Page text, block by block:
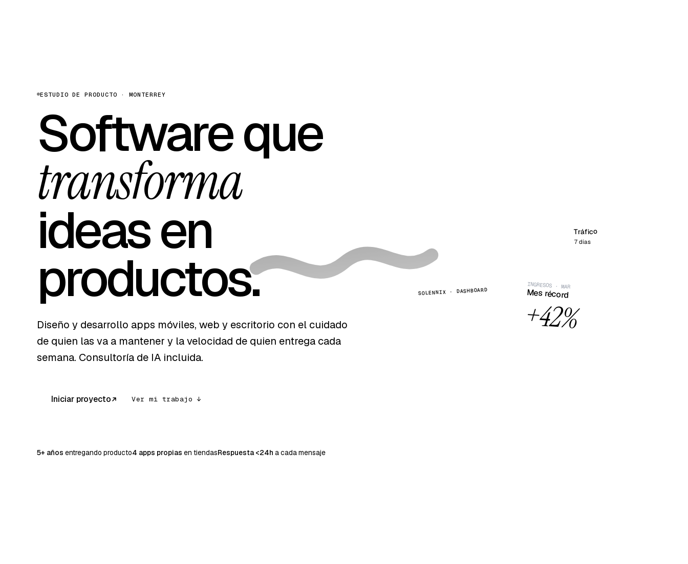
ESTUDIO DE PRODUCTO · MONTERREY
Software que
transforma
ideas en
productos.
Diseño y desarrollo apps móviles, web y escritorio con el cuidado
de quien las va a mantener y la velocidad de quien entrega cada
semana. Consultoría de IA incluida.
Iniciar proyecto Ver mi trabajo ↓
5+ años entregando producto4 apps propias en tiendasRespuesta <24h a cada mensaje
SOLENNIX · DASHBOARD
INGRESOS · MAR
Mes récord
+42%
Tráfico
7 días